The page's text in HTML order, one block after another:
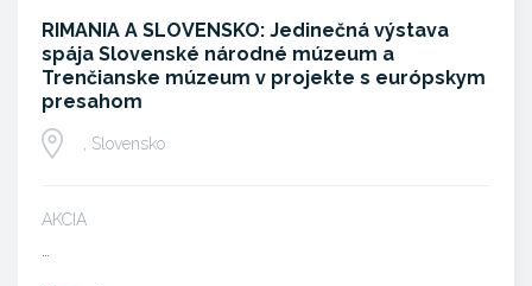
RIMANIA A SLOVENSKO: Jedinečná výstava
spája Slovenské národné múzeum a
Trenčianske múzeum v projekte s európskym
presahom
, Slovensko
AKCIA